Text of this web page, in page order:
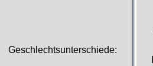
Geschlechtsunterschiede: